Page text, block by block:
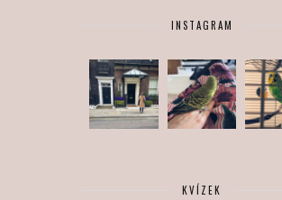
INSTAGRAM
KVÍZEK